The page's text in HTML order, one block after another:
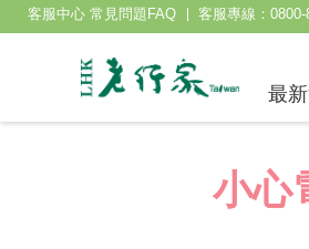
小心
最
客服中心 常見問題FAQ 客服專線：0800-